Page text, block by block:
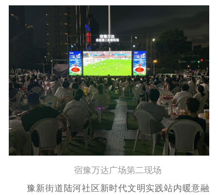
精品出版 全民阅读
扫黄打非
电影工作
电影创作 电影市场
机关党建
党建要闻 学习在线
文化人才
紫金人才 职称评审
数据资源
宿豫万达广场第二现场
豫新街道陆河社区新时代文明实践站内暖意融